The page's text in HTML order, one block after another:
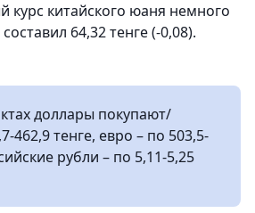
курс китайского юаня немного
64,32 тенге (-0,08).
доллары покупают/
462,9 тенге, евро – по 503,5-
рубли – по 5,11-5,25